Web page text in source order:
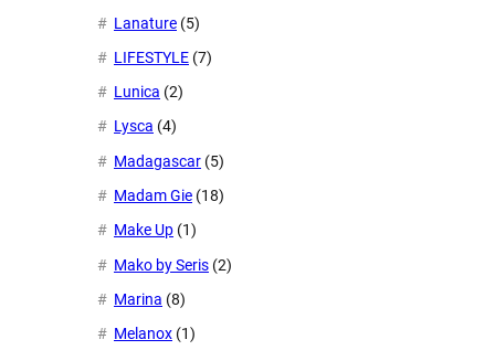
Lanature (5)
LIFESTYLE (7)
Lunica (2)
Lysca (4)
Madagascar (5)
Madam Gie (18)
Make Up (1)
Mako by Seris (2)
Marina (8)
Melanox (1)